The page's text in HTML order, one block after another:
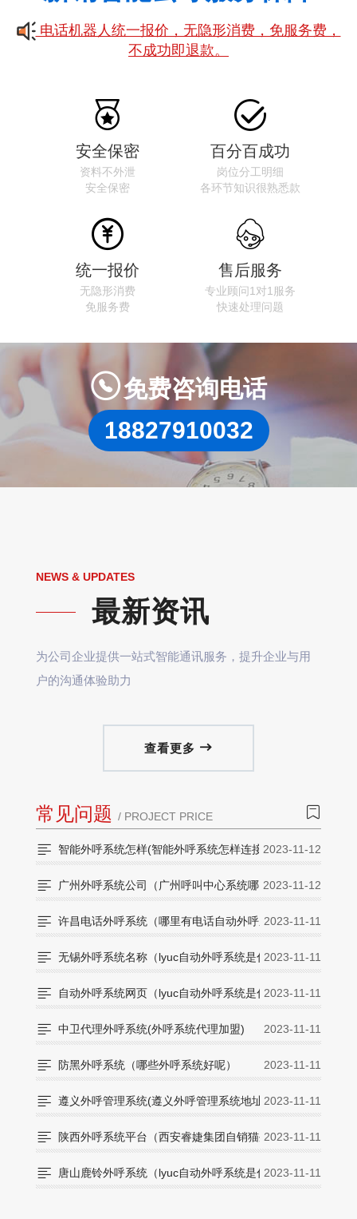
电话机器人统一报价，无隐形消费，免服务费，
不成功即退款。

安全保密
资料不外泄
安全保密

百分百成功
岗位分工明细
各环节知识很熟悉款

统一报价
无隐形消费
免服务费

售后服务
专业顾问1对1服务
快速处理问题
免费咨询电话
18827910032
NEWS & UPDATES
最新资讯
为公司企业提供一站式智能通讯服务，提升企业与用
户的沟通体验助力
查看更多 
常见问题 / PROJECT PRICE 
 智能外呼系统怎样(智能外呼系统怎样连接手机)2023-11-12
 广州外呼系统公司（广州呼叫中心系统哪家好）2023-11-12
 许昌电话外呼系统（哪里有电话自动外呼系统）2023-11-11
 无锡外呼系统名称（lyuc自动外呼系统是什么）2023-11-11
 自动外呼系统网页（lyuc自动外呼系统是什么）2023-11-11
 中卫代理外呼系统(外呼系统代理加盟) 2023-11-11
 防黑外呼系统（哪些外呼系统好呢） 2023-11-11
 遵义外呼管理系统(遵义外呼管理系统地址)2023-11-11
 陕西外呼系统平台（西安睿婕集团自销猫外呼系统怎么样）
2023-11-11
 唐山鹿铃外呼系统（lyuc自动外呼系统是什么）2023-11-11